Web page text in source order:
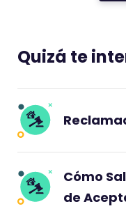
Quizá te
Cómo
de